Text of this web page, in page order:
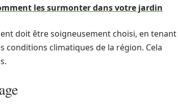
les surmonter dans votre jardin
doit être soigneusement choisi, en tenant
conditions climatiques de la région. Cela